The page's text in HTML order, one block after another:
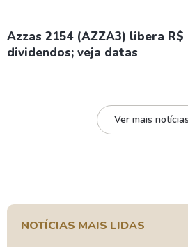
Azzas 2154 (AZZA3) libera
dividendos; veja datas
Ver mais notícias
NOTÍCIAS MAIS LIDAS